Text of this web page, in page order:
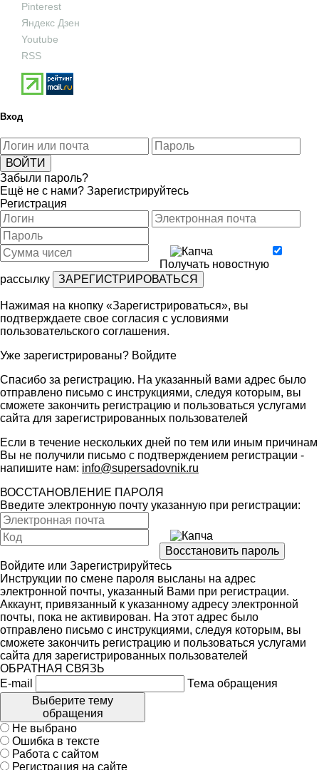
Pinterest
Яндекс Дзен
Youtube
RSS
Вход
Забыли пароль?
Ещё не с нами? Зарегистрируйтесь
Регистрация
Получать новостную
рассылку
Нажимая на кнопку «Зарегистрироваться», вы
подтверждаете свое согласия с условиями
пользовательского соглашения.
Уже зарегистрированы? Войдите
Спасибо за регистрацию. На указанный вами адрес было
отправлено письмо с инструкциями, следуя которым, вы
сможете закончить регистрацию и пользоваться услугами
сайта для зарегистрированных пользователей
Если в течение нескольких дней по тем или иным причинам
Вы не получили письмо с подтверждением регистрации -
напишите нам: info@supersadovnik.ru
ВОССТАНОВЛЕНИЕ ПАРОЛЯ
Введите электронную почту указанную при регистрации:
Войдите или Зарегистрируйтесь
Инструкции по смене пароля высланы на адрес
электронной почты, указанный Вами при регистрации.
Аккаунт, привязанный к указанному адресу электронной
почты, пока не активирован. На этот адрес было
отправлено письмо с инструкциями, следуя которым, вы
сможете закончить регистрацию и пользоваться услугами
сайта для зарегистрированных пользователей
ОБРАТНАЯ СВЯЗЬ
E-mail
Тема обращения
Выберите тему
обращения
Не выбрано
Ошибка в тексте
Работа с сайтом
Регистрация на сайте